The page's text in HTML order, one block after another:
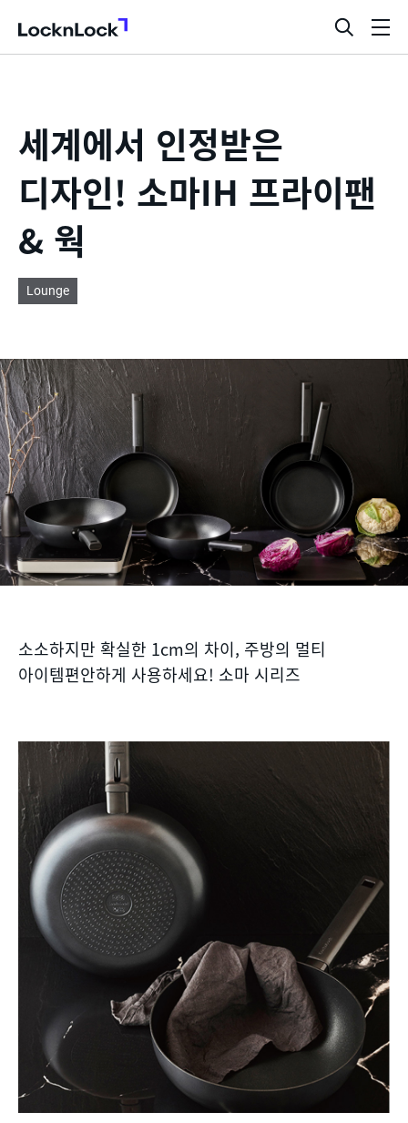
LocknLock
검
색
세계에서 인정받은
디자인! 소마IH 프라이팬
& 웍
Lounge
소소하지만 확실한 1cm의 차이, 주방의 멀티
아이템편안하게 사용하세요! 소마 시리즈